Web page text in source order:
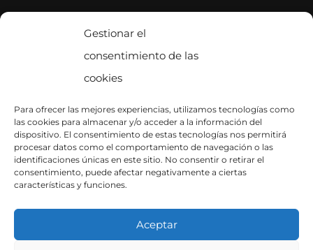
Gestionar el
consentimiento de las
cookies
Para ofrecer las mejores experiencias, utilizamos tecnologías como
las cookies para almacenar y/o acceder a la información del
dispositivo. El consentimiento de estas tecnologías nos permitirá
procesar datos como el comportamiento de navegación o las
identificaciones únicas en este sitio. No consentir o retirar el
consentimiento, puede afectar negativamente a ciertas
características y funciones.
Aceptar
CONTACTA CON NOSOTROS
SÍGUENOS EN INSTAGRAM